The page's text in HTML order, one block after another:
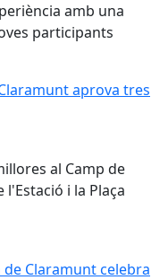
amb una
participants
aprova tres
aprova tres
al Camp de
i la Plaça
de Claramunt celebra
de Claramunt celebra